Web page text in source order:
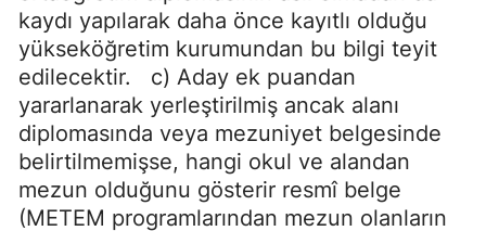
kaydı yapılarak daha önce kayıtlı olduğu
yükseköğretim kurumundan bu bilgi teyit
edilecektir. c) Aday ek puandan
yararlanarak yerleştirilmiş ancak alanı
diplomasında veya mezuniyet belgesinde
belirtilmemişse, hangi okul ve alandan
mezun olduğunu gösterir resmî belge
(METEM programlarından mezun olanların